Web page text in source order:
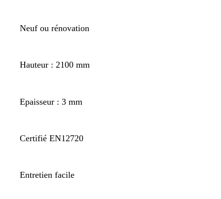
Neuf ou rénovation
Hauteur : 2100 mm
Epaisseur : 3 mm
Certifié EN12720
Entretien facile